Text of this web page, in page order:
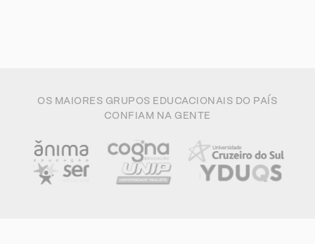
OS MAIORES GRUPOS EDUCACIONAIS DO PAÍS
CONFIAM NA GENTE